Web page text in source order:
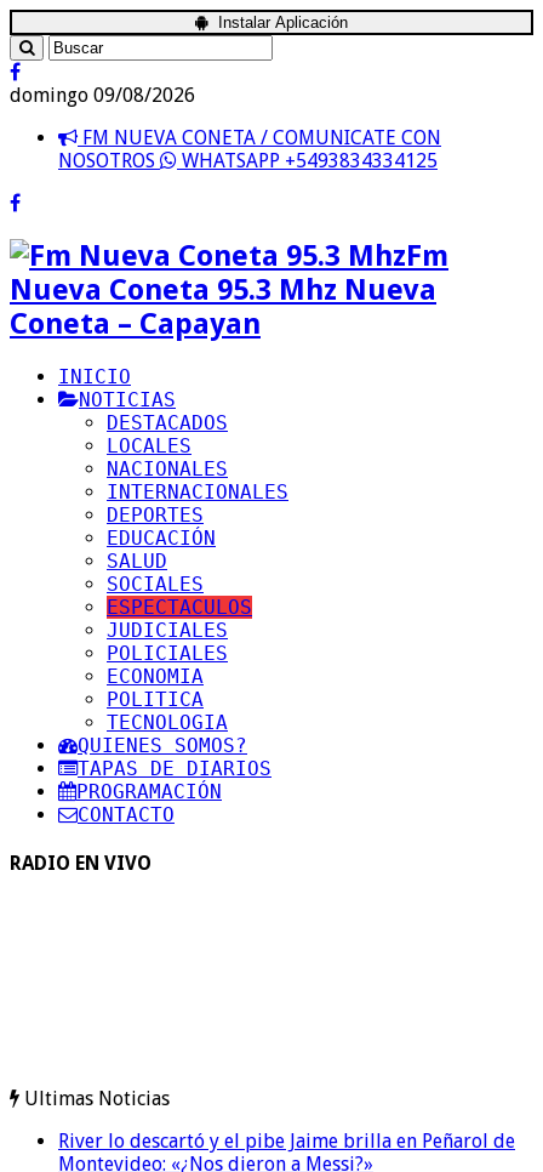
Instalar Aplicación
domingo 09/08/2026
FM NUEVA CONETA / COMUNICATE CON
NOSOTROS
WHATSAPP +5493834334125
Fm
Nueva Coneta 95.3 Mhz Nueva
Coneta – Capayan
INICIO
NOTICIAS
DESTACADOS
LOCALES
NACIONALES
INTERNACIONALES
DEPORTES
EDUCACIÓN
SALUD
SOCIALES
ESPECTACULOS
JUDICIALES
POLICIALES
ECONOMIA
POLITICA
TECNOLOGIA
QUIENES SOMOS?
TAPAS DE DIARIOS
PROGRAMACIÓN
CONTACTO
RADIO EN VIVO
Ultimas Noticias
River lo descartó y el pibe Jaime brilla en Peñarol de
Montevideo: «¿Nos dieron a Messi?»